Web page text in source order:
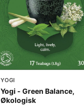
YOGI
Yogi - Green Balance,
Økologisk